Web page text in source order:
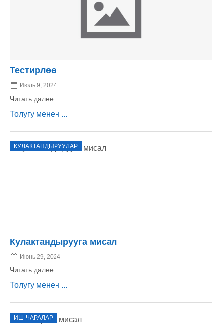
Тестирлөө
Июль 9, 2024
Читать далее...
Толугу менен ...
КУЛАКТАНДЫРУУЛАР
Кулактандырууга мисал
Июнь 29, 2024
Читать далее...
Толугу менен ...
ИШ-ЧАРАЛАР